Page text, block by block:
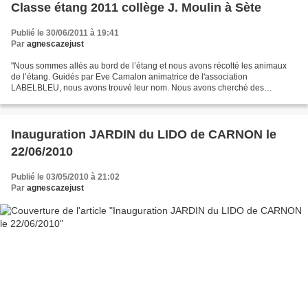
Classe étang 2011 collège J. Moulin à Sète
Publié le 30/06/2011 à 19:41
Par agnescazejust
"Nous sommes allés au bord de l’étang et nous avons récolté les animaux
de l’étang. Guidés par Eve Camalon animatrice de l'association
LABELBLEU, nous avons trouvé leur nom. Nous avons cherché des
Inauguration JARDIN du LIDO de CARNON le
22/06/2010
Publié le 03/05/2010 à 21:02
Par agnescazejust